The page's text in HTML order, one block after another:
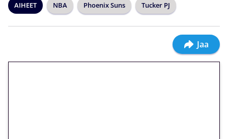
AIHEET NBA Phoenix Suns Tucker PJ
Jaa